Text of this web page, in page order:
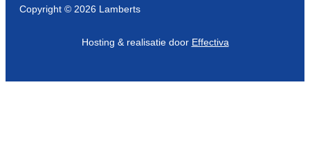
Copyright © 2026 Lamberts
Hosting & realisatie door Effectiva